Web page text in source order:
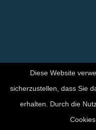
Diese Website
sicherzustellen, dass Sie
erhalten. Durch die
Cookies